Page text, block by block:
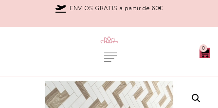
ENVIOS GRATIS a partir de 60€
0